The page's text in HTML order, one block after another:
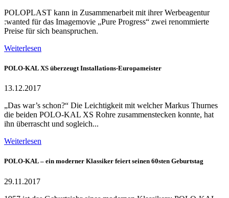
POLOPLAST kann in Zusammenarbeit mit ihrer Werbeagentur
:wanted für das Imagemovie „Pure Progress“ zwei renommierte
Preise für sich beanspruchen.
Weiterlesen
POLO-KAL XS überzeugt Installations-Europameister
13.12.2017
„Das war’s schon?“ Die Leichtigkeit mit welcher Markus Thurnes
die beiden POLO-KAL XS Rohre zusammenstecken konnte, hat
ihn überrascht und sogleich...
Weiterlesen
POLO-KAL – ein moderner Klassiker feiert seinen 60sten Geburtstag
29.11.2017